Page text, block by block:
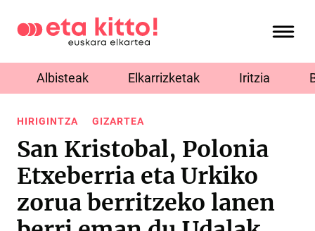
Albisteak Elkarrizketak Iritzia
HIRIGINTZA GIZARTEA
San Kristobal, Polonia
Etxeberria eta Urkiko
zorua berritzeko lanen